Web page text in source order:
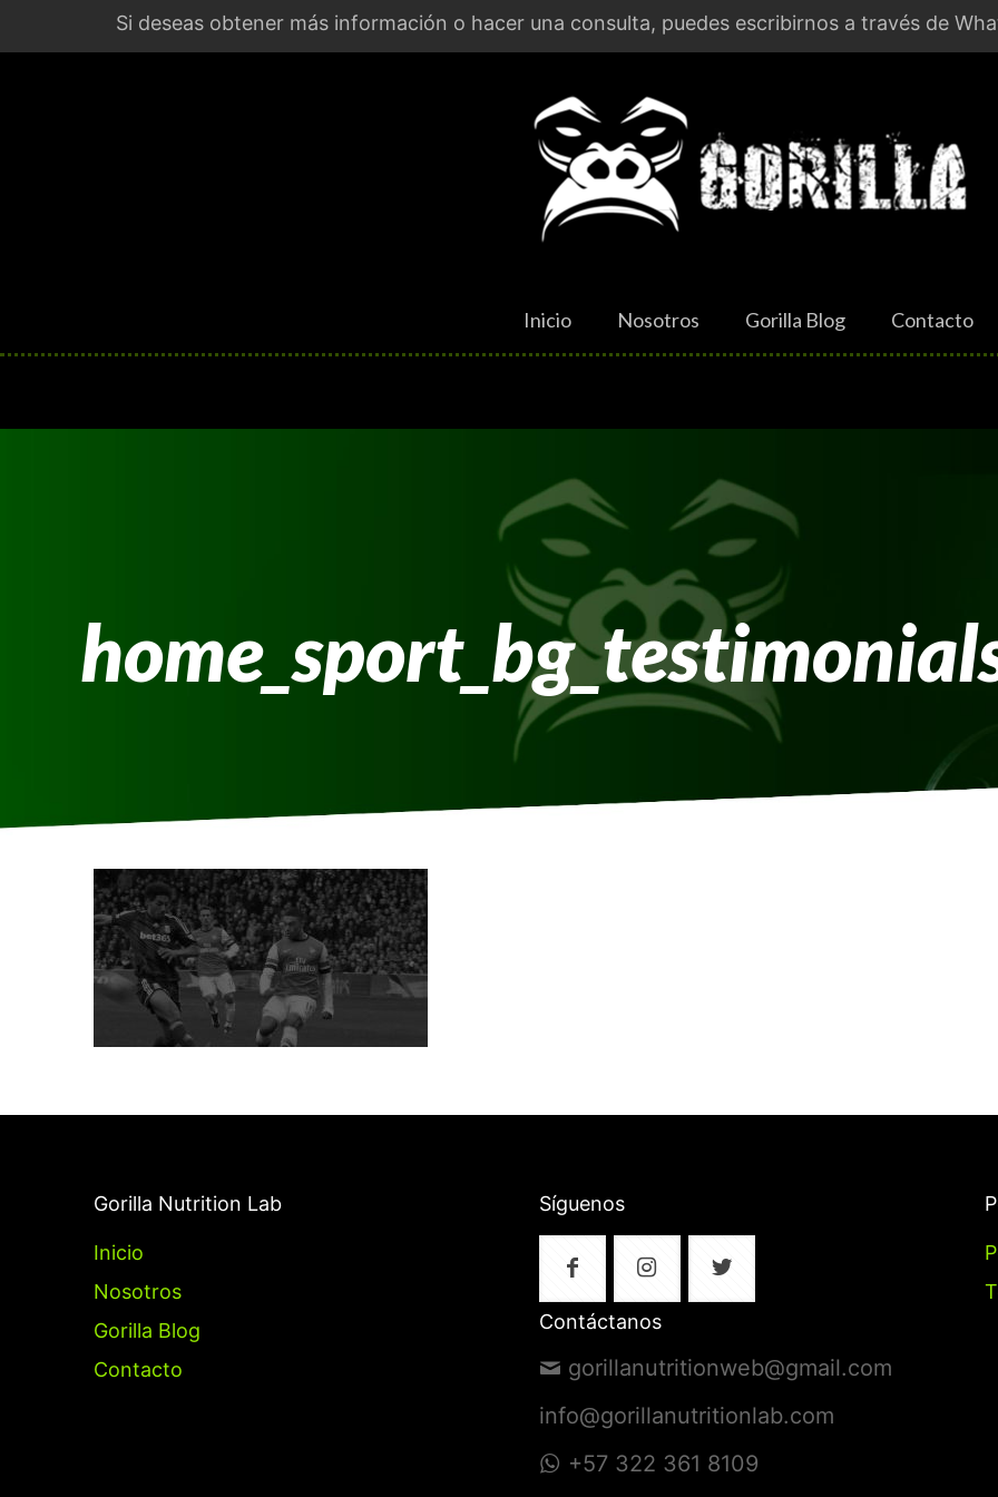
Si deseas obtener más información o hacer una consulta, puedes escribirnos a través de
Inicio Nosotros Gorilla Blog Contacto
Gorilla Nutrition Lab
Inicio
Nosotros
Gorilla Blog
Contacto
Síguenos
Contáctanos
gorillanutritionweb@gmail.com
info@gorillanutritionlab.com
+57 322 361 8109